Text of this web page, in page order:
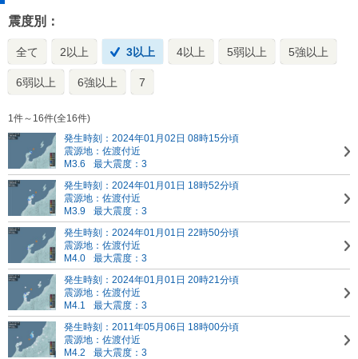
震度別：
全て 2以上 3以上 4以上 5弱以上 5強以上
6弱以上 6強以上 7
1件～16件(全16件)
発生時刻：2024年01月02日 08時15分頃
震源地：佐渡付近
M3.6
最大震度：3
発生時刻：2024年01月01日 18時52分頃
震源地：佐渡付近
M3.9
最大震度：3
発生時刻：2024年01月01日 22時50分頃
震源地：佐渡付近
M4.0
最大震度：3
発生時刻：2024年01月01日 20時21分頃
震源地：佐渡付近
M4.1
最大震度：3
発生時刻：2011年05月06日 18時00分頃
震源地：佐渡付近
M4.2
最大震度：3